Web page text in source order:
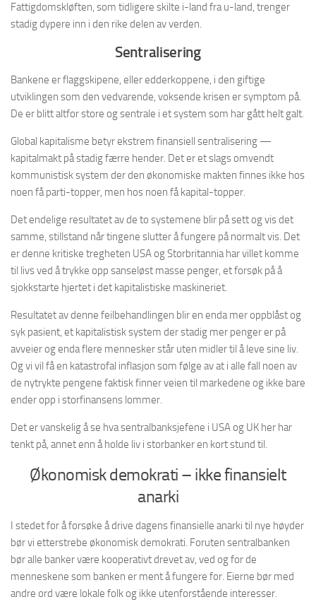
Fattigdomskløften, som tidligere skilte i-land fra u-land, trenger
stadig dypere inn i den rike delen av verden.
Sentralisering
Bankene er flaggskipene, eller edderkoppene, i den giftige
utviklingen som den vedvarende, voksende krisen er symptom på.
De er blitt altfor store og sentrale i et system som har gått helt galt.
Global kapitalisme betyr ekstrem finansiell sentralisering —
kapitalmakt på stadig færre hender. Det er et slags omvendt
kommunistisk system der den økonomiske makten finnes ikke hos
noen få parti-topper, men hos noen få kapital-topper.
Det endelige resultatet av de to systemene blir på sett og vis det
samme, stillstand når tingene slutter å fungere på normalt vis. Det
er denne kritiske tregheten USA og Storbritannia har villet komme
til livs ved å trykke opp sanseløst masse penger, et forsøk på å
sjokkstarte hjertet i det kapitalistiske maskineriet.
Resultatet av denne feilbehandlingen blir en enda mer oppblåst og
syk pasient, et kapitalistisk system der stadig mer penger er på
avveier og enda flere mennesker står uten midler til å leve sine liv.
Og vi vil få en katastrofal inflasjon som følge av at i alle fall noen av
de nytrykte pengene faktisk finner veien til markedene og ikke bare
ender opp i storfinansens lommer.
Det er vanskelig å se hva sentralbanksjefene i USA og UK her har
tenkt på, annet enn å holde liv i storbanker en kort stund til.
Økonomisk demokrati – ikke finansielt
anarki
I stedet for å forsøke å drive dagens finansielle anarki til nye høyder
bør vi etterstrebe økonomisk demokrati. Foruten sentralbanken
bør alle banker være kooperativt drevet av, ved og for de
menneskene som banken er ment å fungere for. Eierne bør med
andre ord være lokale folk og ikke utenforstående interesser.